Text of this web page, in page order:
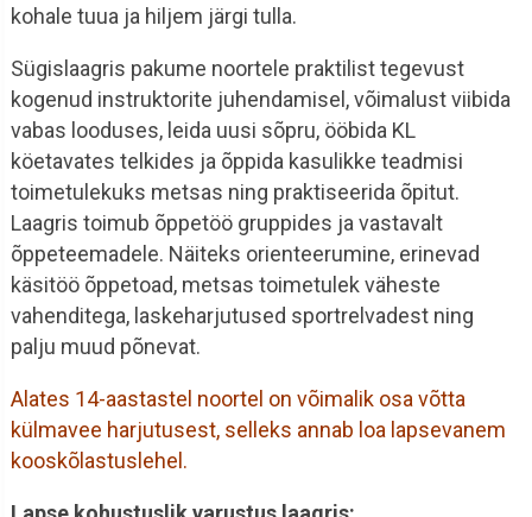
kohale tuua ja hiljem järgi tulla.
Sügislaagris pakume noortele praktilist tegevust
kogenud instruktorite juhendamisel, võimalust viibida
vabas looduses, leida uusi sõpru, ööbida KL
köetavates telkides ja õppida kasulikke teadmisi
toimetulekuks metsas ning praktiseerida õpitut.
Laagris toimub õppetöö gruppides ja vastavalt
õppeteemadele. Näiteks orienteerumine, erinevad
käsitöö õppetoad, metsas toimetulek väheste
vahenditega, laskeharjutused sportrelvadest ning
palju muud põnevat.
Alates 14-aastastel noortel on võimalik osa võtta
külmavee harjutusest, selleks annab loa lapsevanem
kooskõlastuslehel.